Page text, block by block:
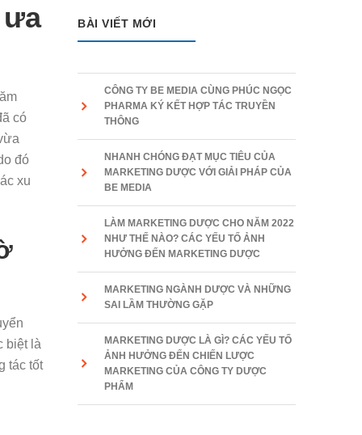
có
đó
xu
biệt là
tác tốt
BÀI VIẾT MỚI
CÔNG TY BE MEDIA CÙNG PHÚC NGỌC
PHARMA KÝ KẾT HỢP TÁC TRUYỀN
THÔNG
NHANH CHÓNG ĐẠT MỤC TIÊU CỦA
MARKETING DƯỢC VỚI GIẢI PHÁP CỦA
BE MEDIA
LÀM MARKETING DƯỢC CHO NĂM 2022
NHƯ THẾ NÀO? CÁC YẾU TỐ ẢNH
HƯỞNG ĐẾN MARKETING DƯỢC
MARKETING NGÀNH DƯỢC VÀ NHỮNG
SAI LẦM THƯỜNG GẶP
MARKETING DƯỢC LÀ GÌ? CÁC YẾU TỐ
ẢNH HƯỞNG ĐẾN CHIẾN LƯỢC
MARKETING CỦA CÔNG TY DƯỢC
PHẨM